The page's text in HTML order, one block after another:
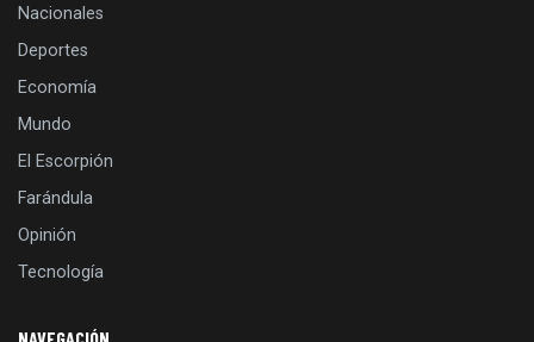
Nacionales
Deportes
Economía
Mundo
El Escorpión
Farándula
Opinión
Tecnología